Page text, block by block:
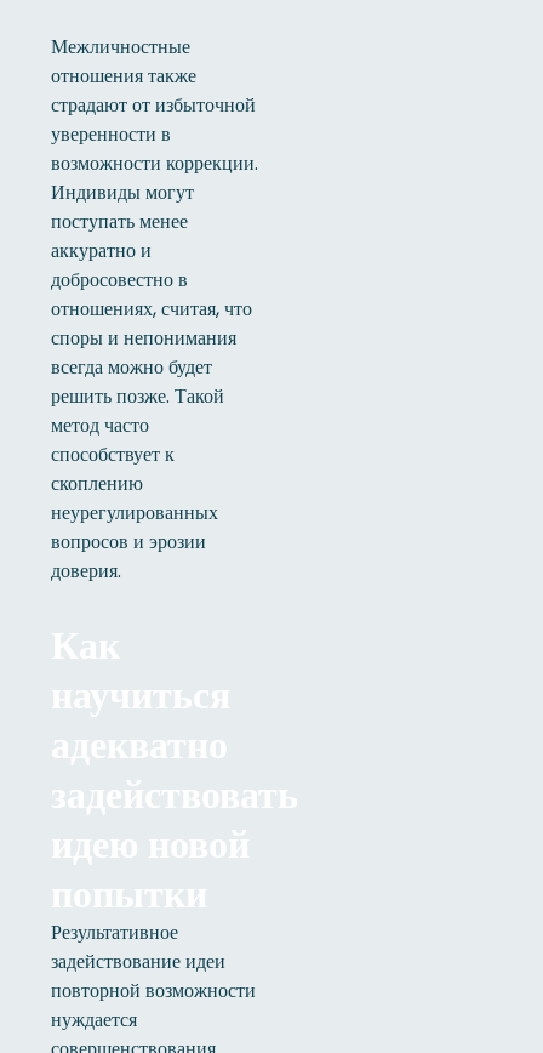
Межличностные
отношения также
страдают от избыточной
уверенности в
возможности коррекции.
Индивиды могут
поступать менее
аккуратно и
добросовестно в
отношениях, считая, что
споры и непонимания
всегда можно будет
решить позже. Такой
метод часто
способствует к
скоплению
неурегулированных
вопросов и эрозии
доверия.
Как
научиться
адекватно
задействовать
идею новой
попытки
Результативное
задействование идеи
повторной возможности
нуждается